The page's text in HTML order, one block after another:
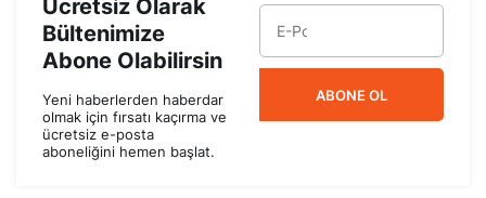
Ücretsiz Olarak
Bültenimize
Abone Olabilirsin
Yeni haberlerden haberdar
olmak için fırsatı kaçırma ve
ücretsiz e-posta
aboneliğini hemen başlat.
ABONE OL